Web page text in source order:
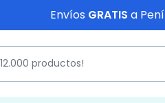
Envíos GRATIS a